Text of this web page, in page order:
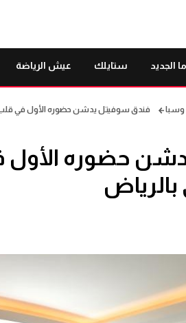
ما الجديد ستايلك عيش الرياضة
وسبا فندق سوفيتل يدشن حضوره الأول في قلب
حضوره
بالرياض